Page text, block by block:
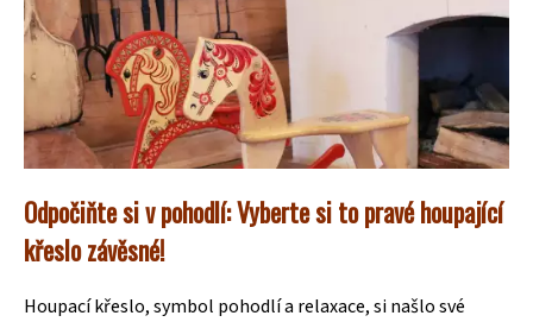
Odpočiňte si v pohodlí: Vyberte si to pravé houpající
křeslo závěsné!
Houpací křeslo, symbol pohodlí a relaxace, si našlo své